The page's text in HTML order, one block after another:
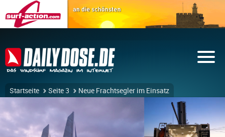
Startseite Seite 3 Neue Frachtsegler im Einsatz